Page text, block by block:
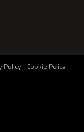
Policy-Cookie Policy